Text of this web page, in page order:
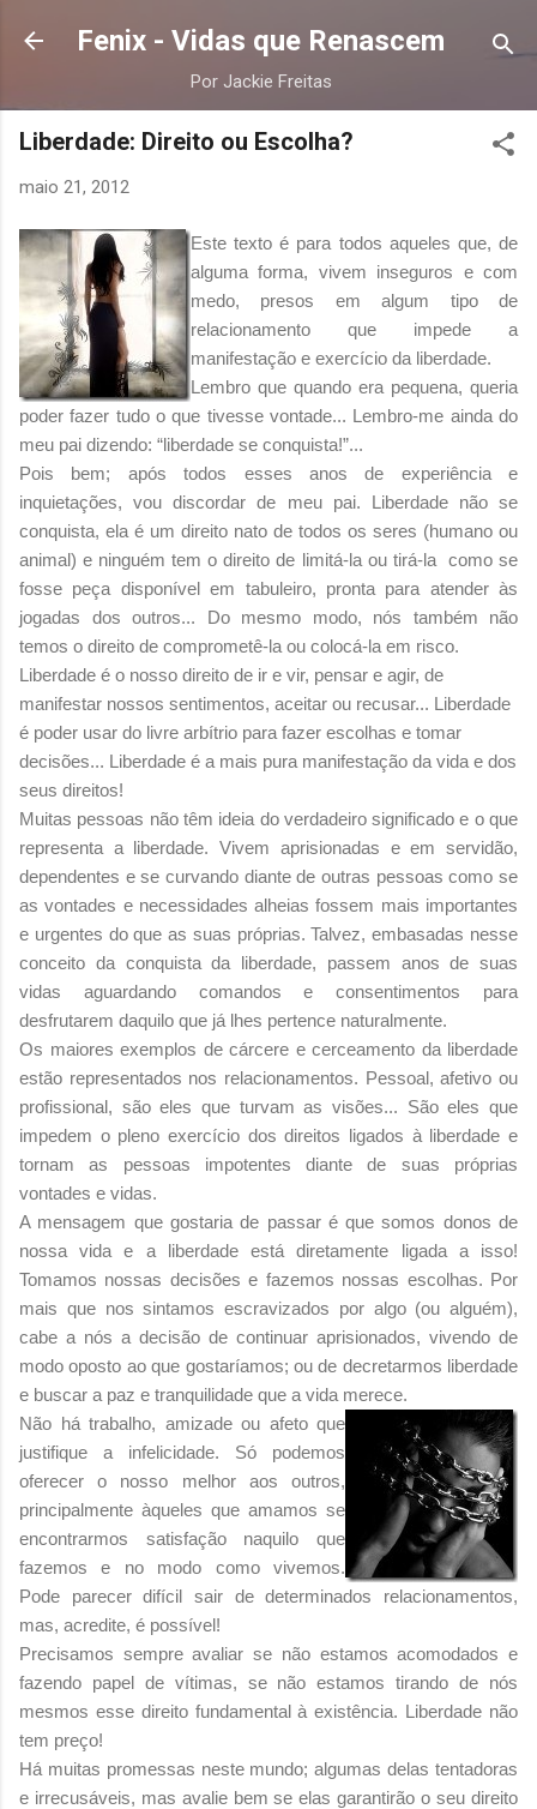
Pular para o conteúdo principal
Fenix - Vidas que Renascem
Por Jackie Freitas
Liberdade: Direito ou Escolha?
maio 21, 2012
Este texto é para todos aqueles que, de
alguma forma, vivem inseguros e com
medo, presos em algum tipo de
relacionamento que impede a
manifestação e exercício da liberdade.
Lembro que quando era pequena, queria
poder fazer tudo o que tivesse vontade... Lembro-me ainda do
meu pai dizendo: “liberdade se conquista!”...
Pois bem; após todos esses anos de experiência e
inquietações, vou discordar de meu pai. Liberdade não se
conquista, ela é um direito nato de todos os seres (humano ou
animal) e ninguém tem o direito de limitá-la ou tirá-la como se
fosse peça disponível em tabuleiro, pronta para atender às
jogadas dos outros... Do mesmo modo, nós também não
temos o direito de comprometê-la ou colocá-la em risco.
Liberdade é o nosso direito de ir e vir, pensar e agir, de
manifestar nossos sentimentos, aceitar ou recusar... Liberdade
é poder usar do livre arbítrio para fazer escolhas e tomar
decisões... Liberdade é a mais pura manifestação da vida e dos
seus direitos!
Muitas pessoas não têm ideia do verdadeiro significado e o que
representa a liberdade. Vivem aprisionadas e em servidão,
dependentes e se curvando diante de outras pessoas como se
as vontades e necessidades alheias fossem mais importantes
e urgentes do que as suas próprias. Talvez, embasadas nesse
conceito da conquista da liberdade, passem anos de suas
vidas aguardando comandos e consentimentos para
desfrutarem daquilo que já lhes pertence naturalmente.
Os maiores exemplos de cárcere e cerceamento da liberdade
estão representados nos relacionamentos. Pessoal, afetivo ou
profissional, são eles que turvam as visões... São eles que
impedem o pleno exercício dos direitos ligados à liberdade e
tornam as pessoas impotentes diante de suas próprias
vontades e vidas.
A mensagem que gostaria de passar é que somos donos de
nossa vida e a liberdade está diretamente ligada a isso!
Tomamos nossas decisões e fazemos nossas escolhas. Por
mais que nos sintamos escravizados por algo (ou alguém),
cabe a nós a decisão de continuar aprisionados, vivendo de
modo oposto ao que gostaríamos; ou de decretarmos liberdade
e buscar a paz e tranquilidade que a vida merece.
Não há trabalho, amizade ou afeto que
justifique a infelicidade. Só podemos
oferecer o nosso melhor aos outros,
principalmente àqueles que amamos se
encontrarmos satisfação naquilo que
fazemos e no modo como vivemos.
Pode parecer difícil sair de determinados relacionamentos,
mas, acredite, é possível!
Precisamos sempre avaliar se não estamos acomodados e
fazendo papel de vítimas, se não estamos tirando de nós
mesmos esse direito fundamental à existência. Liberdade não
tem preço!
Há muitas promessas neste mundo; algumas delas tentadoras
e irrecusáveis, mas avalie bem se elas garantirão o seu direito